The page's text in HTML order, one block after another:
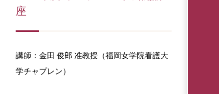
座
講師：金田 俊郎 准教授（福岡女学院看護大
学チャプレン）